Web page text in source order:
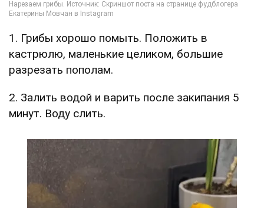
1. Грибы хорошо помыть. Положить в
кастрюлю, маленькие целиком, большие
разрезать пополам.
2. Залить водой и варить после закипания 5
минут. Воду слить.